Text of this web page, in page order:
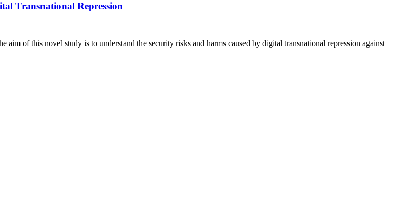
Transnational Repression
of this novel study is to understand the security risks and harms caused by digital transnational repression against